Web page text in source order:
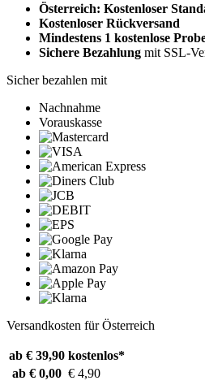
Österreich: Kostenloser
Kostenloser Rückversand
Mindestens 1 kostenlose
Sichere Bezahlung mit SSL-
Sicher bezahlen mit
Nachnahme
Vorauskasse
Versandkosten für Österreich
ab € 39,90 kostenlos*
ab € 0,00 € 4,90